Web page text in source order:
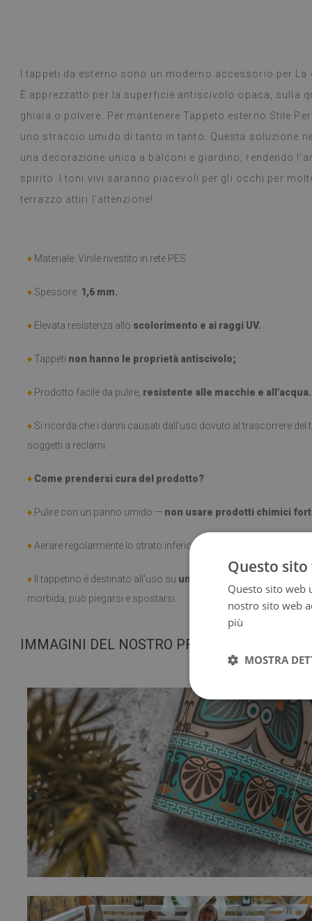
I tappeti da esterno sono un moderno accessorio per
È apprezzatto per la superficie antiscivolo opaca, sulla
ghiaia o polvere. Per mantenere Tappeto esterno Stile
uno straccio umido di tanto in tanto. Questa soluzione
una decorazione unica a balconi e giardino, rendendo
spirito. I toni vivi saranno piacevoli per gli occhi per
terrazzo attiri l’attenzione!
♦ Materiale: Vinile rivestito in rete PES.
♦ Spessore: 1,6 mm.
♦ Elevata resistenza allo scolorimento e ai raggi UV.
♦ Tappeti non hanno le proprietà antiscivolo;
♦ Prodotto facile da pulire, resistente alle macchie e all'acqua.
♦ Si ricorda che i danni causati dall'uso dovuto al trascorrere
soggetti a reclami.
♦ Come prendersi cura del prodotto?
♦ Pulire con un panno umido — non usare prodotti chimici
♦ Aerare regolarmente lo strato inferiore del tappeto.
♦ Il tappetino è destinato all'uso su una superficie dura
morbida, può piegarsi e spostarsi.
semplice,
l'effetto è
ancora stupita
fare un lavoro
fornelli a gas
alcun
consiglio.
IMMAGINI DEL NOSTRO PRODOTTO
Questo
Questo sito web
nostro sito web
più
MOSTRA